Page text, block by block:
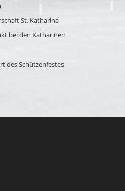
St. Katharina
bei den Katharinen
des Schützenfestes